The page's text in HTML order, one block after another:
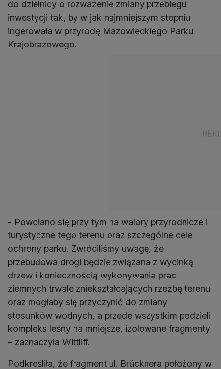
do dzielnicy o rozważenie zmiany przebiegu
inwestycji tak, by w jak najmniejszym stopniu
ingerowała w przyrodę Mazowieckiego Parku
Krajobrazowego.
- Powołano się przy tym na walory przyrodnicze i
turystyczne tego terenu oraz szczególne cele
ochrony parku. Zwróciliśmy uwagę, że
przebudowa drogi będzie związana z wycinką
drzew i koniecznością wykonywania prac
ziemnych trwale zniekształcających rzeźbę terenu
oraz mogłaby się przyczynić do zmiany
stosunków wodnych, a przede wszystkim podzieli
kompleks leśny na mniejsze, izolowane fragmenty
– zaznaczyła Wittliff.
Podkreśliła, że fragment ul. Brücknera położony w